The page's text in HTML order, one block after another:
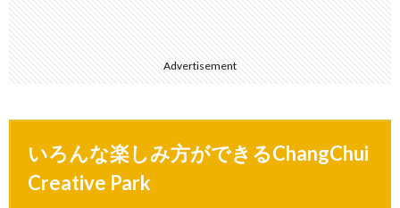
Advertisement
いろんな楽しみ方ができるChangChui
Creative Park